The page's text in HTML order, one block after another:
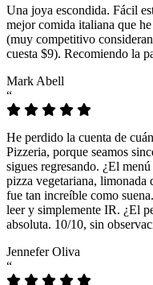
Una joya escondida. Fácil
mejor comida italiana que
(muy competitivo
cuesta $9). Recomiendo la
Mark Abell
“
He perdido la cuenta de
Pizzeria, porque seamos
sigues regresando. ¿El
pizza vegetariana, limonada
fue tan increíble como
leer y simplemente IR. ¿El
absoluta. 10/10, sin
Jennefer Oliva
“